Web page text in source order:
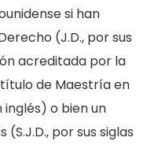
si han
(J.D., por sus
acreditada por la
de Maestría en
inglés) o bien un
por sus siglas